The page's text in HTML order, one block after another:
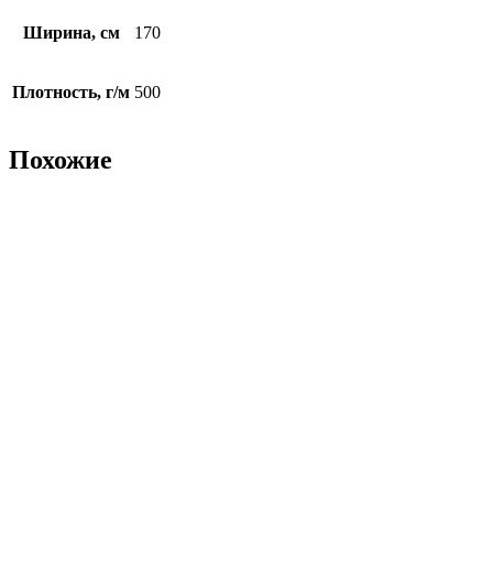
Ширина, см 170
Плотность, г/м 500
Похожие